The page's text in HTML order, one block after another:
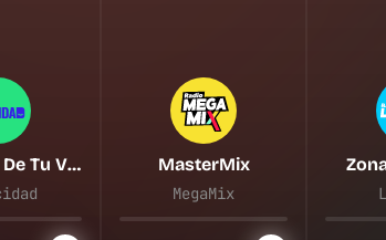
La Música De Tu Vida MasterMix
MegaMix